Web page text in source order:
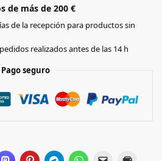
de más de 200 €
de la recepción para productos sin
realizados antes de las 14 h
Pago seguro